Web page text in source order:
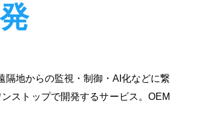
隔地からの監視・制御・AI化などに繋
ストップで開発するサービス。OEM